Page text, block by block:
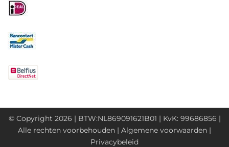
© Copyright 2026 | BTW:NL869091621B01 | KvK: 99686856 |
Alle rechten voorbehouden | Algemene voorwaarden |
Privacybeleid